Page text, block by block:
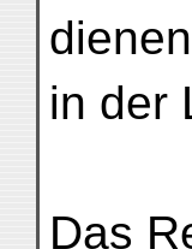
in der
Das